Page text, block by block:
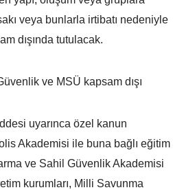
veya bunlarla irtibatı nedeniyle
dışında tutulacak.
ve MSÜ kapsam dışı
uyarınca özel kanun
Akademisi ile buna bağlı eğitim
ve Sahil Güvenlik Akademisi
kurumları, Milli Savunma